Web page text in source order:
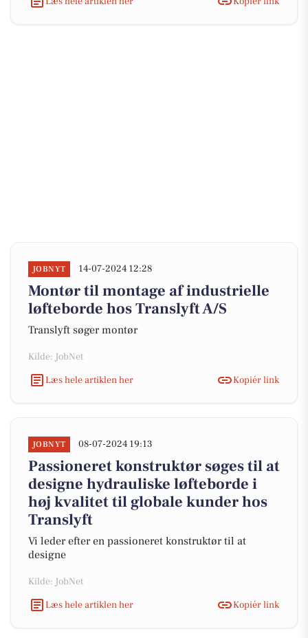
JOBNYT 14-07-2024 12:28
Montør til montage af industrielle
løfteborde hos Translyft A/S
Translyft søger montør
Kilde: JobNet
Læs hele artiklen her
Kopiér link
JOBNYT 08-07-2024 19:13
Passioneret konstruktør søges til at
designe hydrauliske løfteborde i
høj kvalitet til globale kunder hos
Translyft
Vi leder efter en passioneret konstruktør til at
designe
Kilde: JobNet
Læs hele artiklen her
Kopiér link